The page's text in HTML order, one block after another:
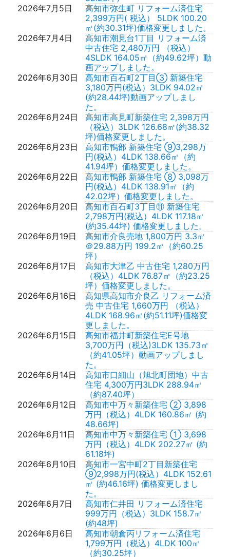
2026年7月5日
高知市弥生町 リフォーム済住宅
2,399万円( 税込） 5LDK 100.20
㎡(約30.31坪)価格変更しました。
2026年7月4日
高知市潮見台1丁目 リフォーム済
中古住宅 2,480万円 （税込）
4SLDK 164.05㎡（約49.62坪）動
画アップしました。
2026年6月30日
高知市百石町2丁目③ 新築住宅
3,180万円(税込）3LDK 94.02㎡
(約28.44坪)動画アップしまし
た。
2026年6月24日
高知市高見町新築住宅 2,398万円
（税込）3LDK 126.68㎡(約38.32
坪)価格変更しました。
2026年6月23日
高知市鴨部 新築住宅 ⑨3,298万
円(税込）4LDK 138.66㎡（約
41.94坪）価格変更しました。
2026年6月22日
高知市鴨部 新築住宅 ⑧ 3,098万
円(税込）4LDK 138.91㎡（約
42.02坪）価格変更しました。
2026年6月20日
高知市百石町3丁目⑪ 新築住宅
2,798万円(税込）4LDK 117.18㎡
(約35.44坪) 価格変更しました。
2026年6月19日
高知市介良売地 1,800万円 3.3㎡
＠29.88万円 199.2㎡（約60.25
坪）
2026年6月17日
高知市大津乙 中古住宅 1,280万円
（税込）4LDK 76.87㎡（約23.25
坪）価格変更しました。
2026年6月16日
高知県高知市介良乙 リフォーム済
売 中古住宅 1,660万円 （税込）
4LDK 168.96㎡(約51.11坪)価格変
更しました。
2026年6月15日
高知市福井町新築住宅E号地
3,700万円（税込)3LDK 135.73㎡
（約41.05坪）動画アップしまし
た。
2026年6月14日
高知市口細山（旭北町団地）中古
住宅 4,300万円3LDK 288.94㎡
（約87.40坪）
2026年6月12日
高知市中万々新築住宅 ② 3,898
万円（税込）4LDK 160.86㎡ (約
48.66坪)
2026年6月11日
高知市中万々新築住宅 ① 3,698
万円（税込）4LDK 202.27㎡ (約
61.18坪)
2026年6月10日
高知市一宮中町2丁目新築住宅
⑨2,998万円(税込）4LDK 152.61
㎡ (約46.16坪) 価格変更しまし
た。
2026年6月7日
高知市仁井田 リフォーム済住宅
999万円（税込）3LDK 158.7㎡
(約48坪)
2026年6月6日
高知市朝倉丙リフォーム済住宅
1,799万円（税込）4LDK 100㎡
（約30.25坪）